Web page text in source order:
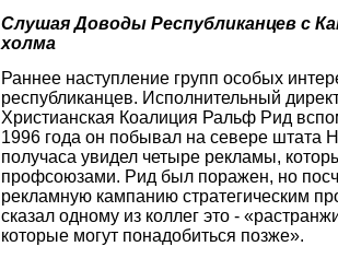
Слушая Доводы Республиканцев с
холма
Раннее наступление групп особых
республиканцев. Исполнительный
Христианская Коалиция Ральф Рид
1996 года он побывал на севере штата
получаса увидел четыре рекламы,
профсоюзами. Рид был поражен, но
рекламную кампанию стратегическим
сказал одному из коллег это -
которые могут понадобиться позже».